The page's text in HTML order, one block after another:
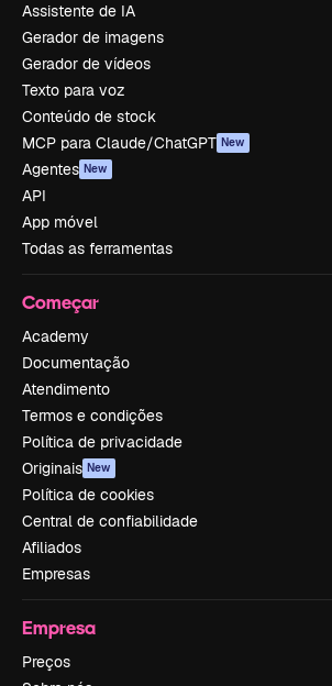
Assistente de IA
Gerador de imagens
Gerador de vídeos
Texto para voz
Conteúdo de stock
MCP para Claude/ChatGPT New
Agentes New
API
App móvel
Todas as ferramentas
Começar
Academy
Documentação
Atendimento
Termos e condições
Política de privacidade
Originais New
Política de cookies
Central de confiabilidade
Afiliados
Empresas
Empresa
Preços